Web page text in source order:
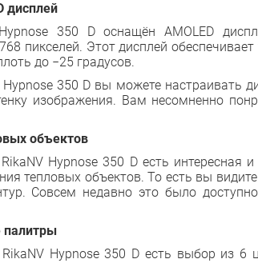
дисплей
350 D оснащён АМOLED
пикселей. Этот дисплей
до −25 градусов.
350 D вы можете настраивать
изображения. Вам несомненно
объектов
Hypnose 350 D есть интересная
тепловых объектов. То есть вы
Совсем недавно это было
палитры
Hypnose 350 D есть выбор из 6